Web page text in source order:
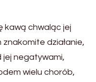
kawą chwaląc jej
działanie,
jej negatywami,
wielu chorób,